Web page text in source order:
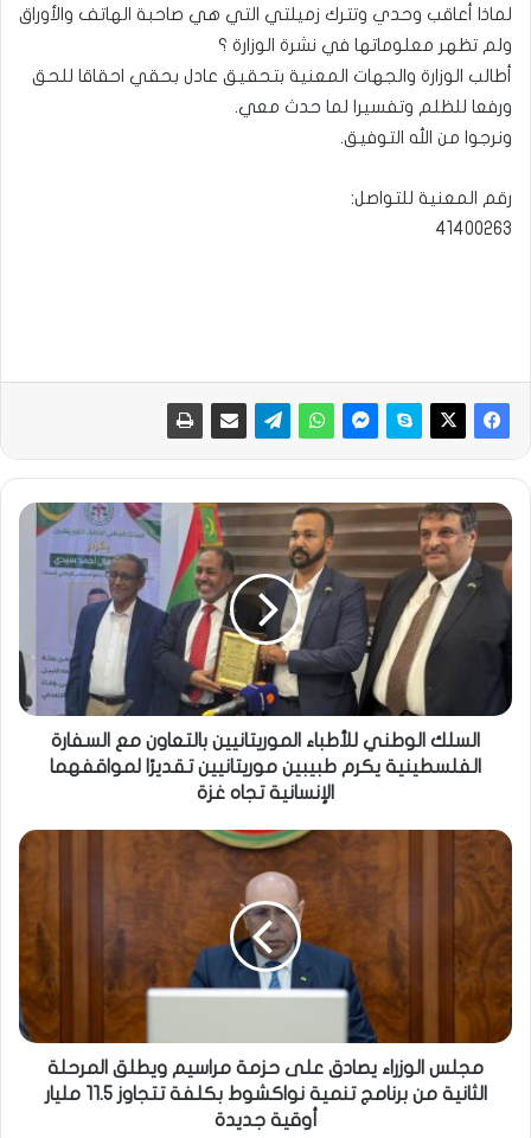
لماذا أعاقب وحدي وتترك زميلتي التي هي صاحبة الهاتف والأوراق
ولم تظهر معلوماتها في نشرة الوزارة ؟
أطالب الوزارة والجهات المعنية بتحقيق عادل بحقي احقاقا للحق
ورفعا للظلم وتفسيرا لما حدث معي.
ونرجوا من الله التوفيق.
رقم المعنية للتواصل:
41400263
السلك الوطني للأطباء الموريتانيين بالتعاون مع السفارة
الفلسطينية يكرم طبيبين موريتانيين تقديرًا لمواقفهما
الإنسانية تجاه غزة
مجلس الوزراء يصادق على حزمة مراسيم ويطلق المرحلة
الثانية من برنامج تنمية نواكشوط بكلفة تتجاوز 11.5 مليار
أوقية جديدة